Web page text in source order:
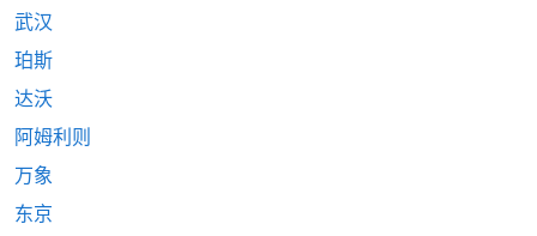
武汉
珀斯
达沃
阿姆利则
万象
东京